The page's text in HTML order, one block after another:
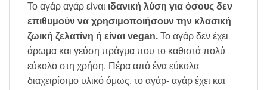
Το αγάρ αγάρ είναι ιδανική λύση για όσους δεν
επιθυμούν να χρησιμοποιήσουν την κλασική
ζωική ζελατίνη ή είναι vegan. Το αγάρ δεν έχει
άρωμα και γεύση πράγμα που το καθιστά πολύ
εύκολο στη χρήση. Πέρα από ένα εύκολα
διαχειρίσιμο υλικό όμως, το αγάρ- αγάρ έχει και